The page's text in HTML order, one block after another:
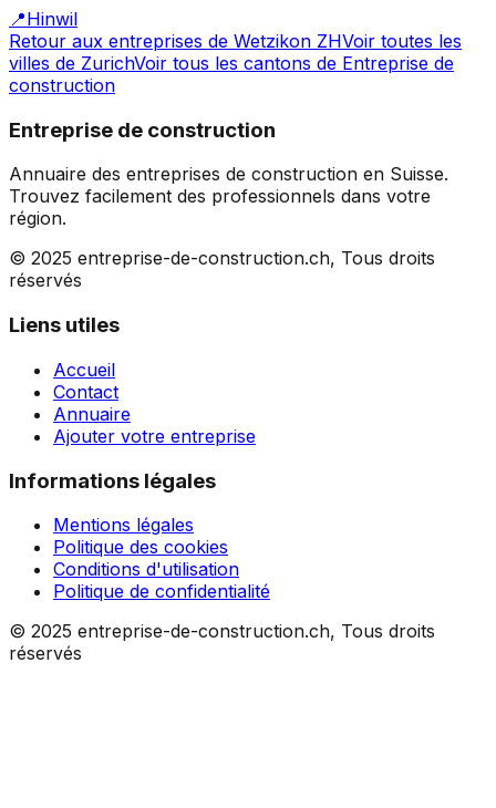
📍Hinwil
Retour aux entreprises de Wetzikon ZHVoir toutes les
villes de ZurichVoir tous les cantons de Entreprise de
construction
Entreprise de construction
Annuaire des entreprises de construction en Suisse.
Trouvez facilement des professionnels dans votre
région.
© 2025 entreprise-de-construction.ch, Tous droits
réservés
Liens utiles
Accueil
Contact
Annuaire
Ajouter votre entreprise
Informations légales
Mentions légales
Politique des cookies
Conditions d'utilisation
Politique de confidentialité
© 2025 entreprise-de-construction.ch, Tous droits
réservés